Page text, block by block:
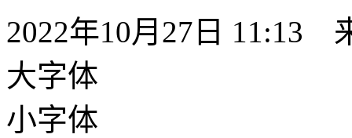
2022年10月27日 11:13
大字体
小字体